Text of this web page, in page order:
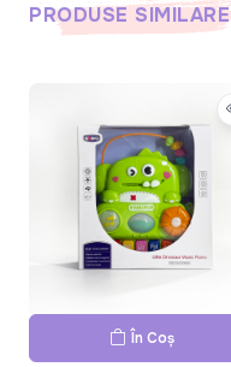
PRODUSE SIMILARE
În Coș